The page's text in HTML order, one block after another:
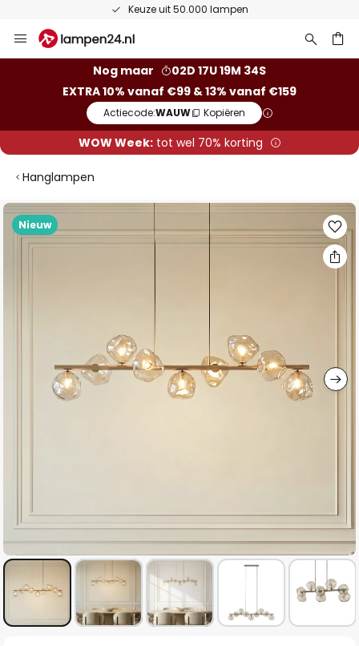
50 dagen bedenktijd
naar
Nog maar
02D 17U 19M 33S
EXTRA 10% vanaf €99 & 13% vanaf €159
Actiecode:WAUW Kopiëren
WOW Week:tot wel 70% korting
Hanglampen
Nieuw
Ga
naar